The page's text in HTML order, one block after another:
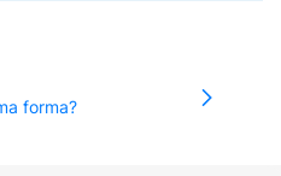
E, goma xantana,
forma?